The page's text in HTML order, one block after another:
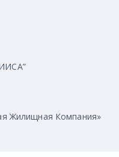
Жилищная Компания»